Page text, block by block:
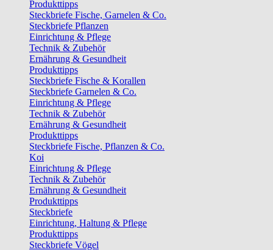
Produkttipps
Steckbriefe Fische, Garnelen & Co.
Steckbriefe Pflanzen
Einrichtung & Pflege
Technik & Zubehör
Ernährung & Gesundheit
Produkttipps
Steckbriefe Fische & Korallen
Steckbriefe Garnelen & Co.
Einrichtung & Pflege
Technik & Zubehör
Ernährung & Gesundheit
Produkttipps
Steckbriefe Fische, Pflanzen & Co.
Koi
Einrichtung & Pflege
Technik & Zubehör
Ernährung & Gesundheit
Produkttipps
Steckbriefe
Einrichtung, Haltung & Pflege
Produkttipps
Steckbriefe Vögel